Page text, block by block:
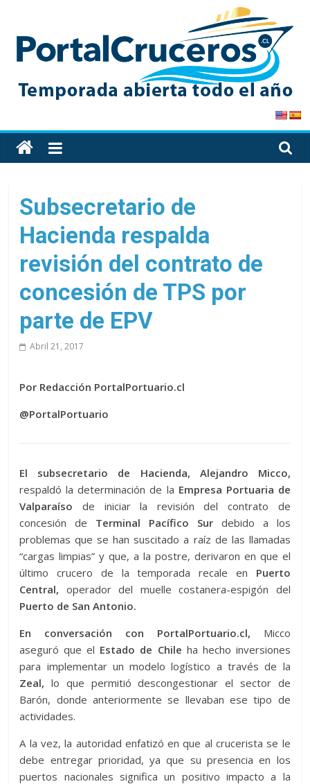
content
PortalCruceros
Toda
la
de
cruceros
en
un
solo
Subsecretario de
Hacienda respalda
revisión del contrato de
concesión de TPS por
parte de EPV
Abril 21, 2017
Por Redacción PortalPortuario.cl
@PortalPortuario
El subsecretario de Hacienda, Alejandro Micco,
respaldó la determinación de la Empresa Portuaria de
Valparaíso de iniciar la revisión del contrato de
concesión de Terminal Pacífico Surdebido a los
problemas que se han suscitado a raíz de las llamadas
“cargas limpias” y que, a la postre, derivaron en que el
último crucero de la temporada recale en Puerto
Central, operador del muelle costanera-espigón del
Puerto de San Antonio.
En conversación con PortalPortuario.cl, Micco
aseguró que el Estado de Chile ha hecho inversiones
para implementar un modelo logístico a través de la
Zeal,lo que permitió descongestionar el sector de
Barón, donde anteriormente se llevaban ese tipo de
actividades.
A la vez, la autoridad enfatizó en que al crucerista se le
debe entregar prioridad, ya que su presencia en los
puertos nacionales significa un positivo impacto a la